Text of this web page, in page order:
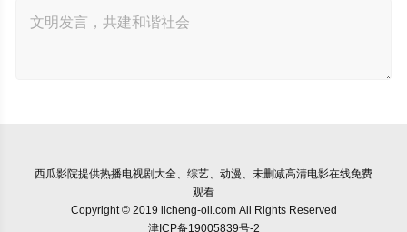
西瓜影院提供热播电视剧大全、综艺、动漫、未删减高清电影在线免费
观看
Copyright © 2019 licheng-oil.com All Rights Reserved
津ICP备19005839号-2